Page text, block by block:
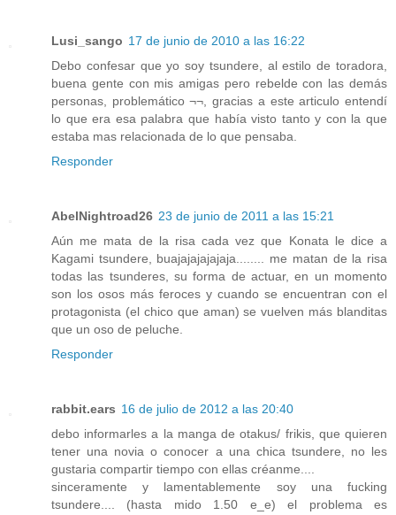
Lusi_sango 17 de junio de 2010 a las 16:22
Debo confesar que yo soy tsundere, al estilo de toradora,
buena gente con mis amigas pero rebelde con las demás
personas, problemático ¬¬, gracias a este articulo entendí
lo que era esa palabra que había visto tanto y con la que
estaba mas relacionada de lo que pensaba.
Responder
AbelNightroad26 23 de junio de 2011 a las 15:21
Aún me mata de la risa cada vez que Konata le dice a
Kagami tsundere, buajajajajajaja........ me matan de la risa
todas las tsunderes, su forma de actuar, en un momento
son los osos más feroces y cuando se encuentran con el
protagonista (el chico que aman) se vuelven más blanditas
que un oso de peluche.
Responder
rabbit.ears 16 de julio de 2012 a las 20:40
debo informarles a la manga de otakus/ frikis, que quieren
tener una novia o conocer a una chica tsundere, no les
gustaria compartir tiempo con ellas créanme....
sinceramente y lamentablemente soy una fucking
tsundere.... (hasta mido 1.50 e_e) el problema es